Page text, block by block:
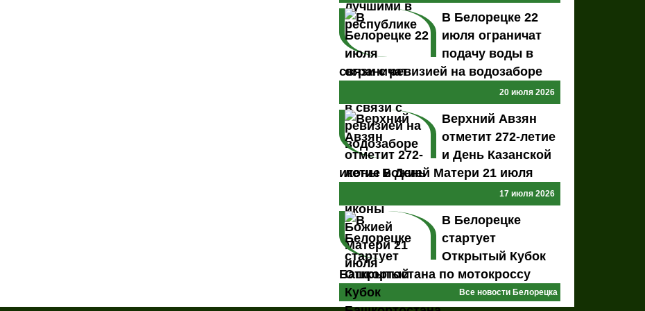
В Белорецке 22
июля ограничат
подачу воды в
связи с ревизией на водозаборе
20 июля 2026
Верхний Авзян
отметит 272-летие
и День Казанской
иконы Божией Матери 21 июля
17 июля 2026
В Белорецке
стартует
Открытый Кубок
Башкортостана по мотокроссу
Все новости Белорецка